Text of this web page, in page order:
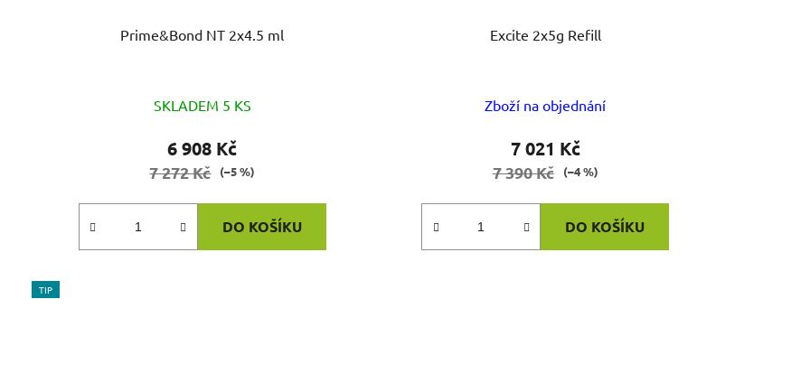
Prime&Bond NT 2x4.5 ml
SKLADEM 5 KS
6 908 Kč
7 272 Kč (–5 %)
DO KOŠÍKU
Excite 2x5g Refill
Zboží na objednání
7 021 Kč
7 390 Kč (–4 %)
DO KOŠÍKU
TIP